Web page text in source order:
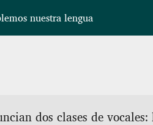
nuestra lengua
dos clases de